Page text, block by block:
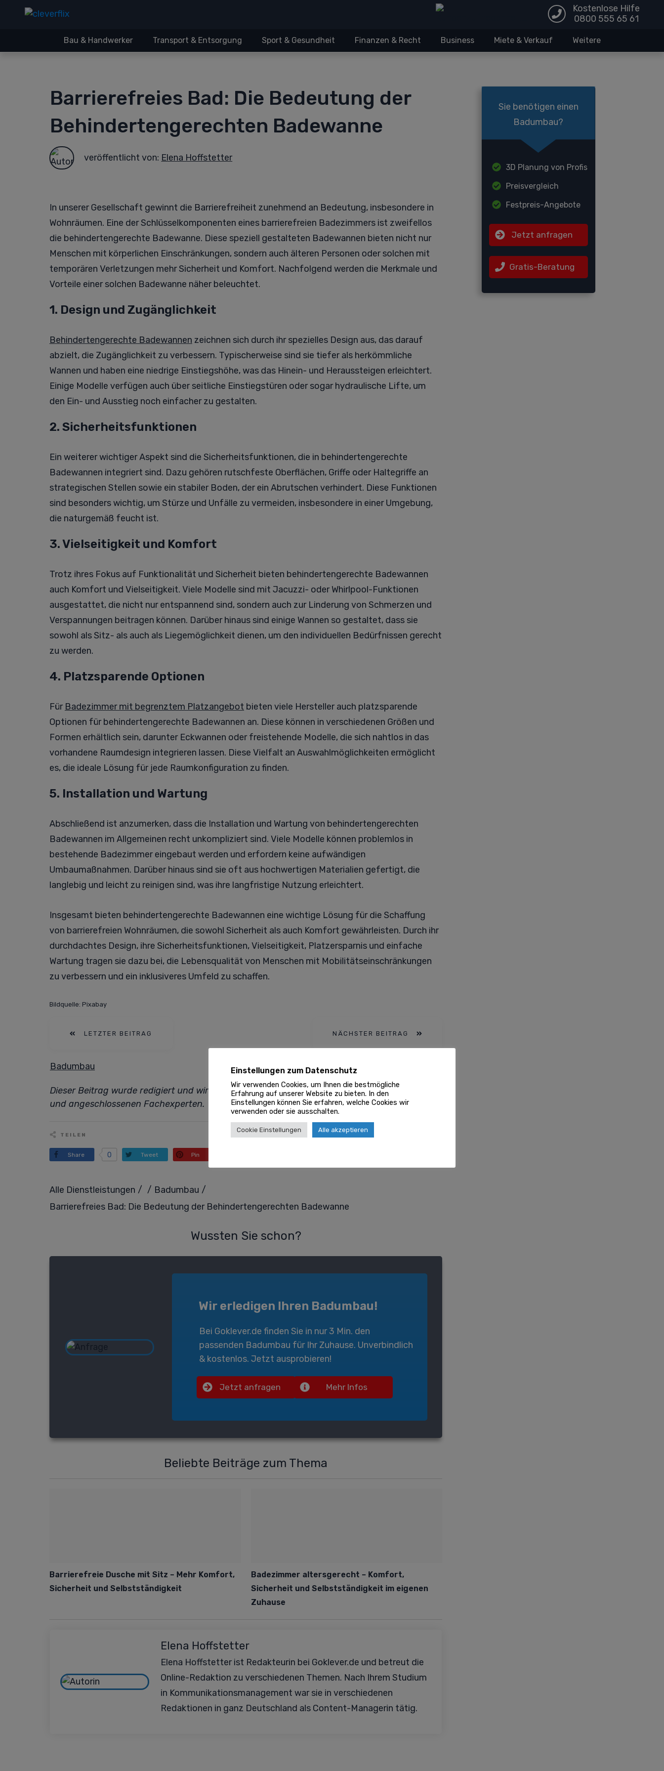
Kostenlose Hilfe
0800 555 65 61
Bau & Handwerker Transport & Entsorgung Sport & Gesundheit Finanzen & Recht Business Miete & Verkauf Weitere
Barrierefreies Bad: Die Bedeutung der
Behindertengerechten Badewanne
veröffentlicht von: Elena Hoffstetter
In unserer Gesellschaft gewinnt die Barrierefreiheit zunehmend an Bedeutung, insbesondere in
Wohnräumen. Eine der Schlüsselkomponenten eines barrierefreien Badezimmers ist zweifellos
die behindertengerechte Badewanne. Diese speziell gestalteten Badewannen bieten nicht nur
Menschen mit körperlichen Einschränkungen, sondern auch älteren Personen oder solchen mit
temporären Verletzungen mehr Sicherheit und Komfort. Nachfolgend werden die Merkmale und
Vorteile einer solchen Badewanne näher beleuchtet.
1. Design und Zugänglichkeit
Behindertengerechte Badewannen zeichnen sich durch ihr spezielles Design aus, das darauf
abzielt, die Zugänglichkeit zu verbessern. Typischerweise sind sie tiefer als herkömmliche
Wannen und haben eine niedrige Einstiegshöhe, was das Hinein- und Heraussteigen erleichtert.
Einige Modelle verfügen auch über seitliche Einstiegstüren oder sogar hydraulische Lifte, um
den Ein- und Ausstieg noch einfacher zu gestalten.
2. Sicherheitsfunktionen
Ein weiterer wichtiger Aspekt sind die Sicherheitsfunktionen, die in behindertengerechte
Badewannen integriert sind. Dazu gehören rutschfeste Oberflächen, Griffe oder Haltegriffe an
strategischen Stellen sowie ein stabiler Boden, der ein Abrutschen verhindert. Diese Funktionen
sind besonders wichtig, um Stürze und Unfälle zu vermeiden, insbesondere in einer Umgebung,
die naturgemäß feucht ist.
3. Vielseitigkeit und Komfort
Trotz ihres Fokus auf Funktionalität und Sicherheit bieten behindertengerechte Badewannen
auch Komfort und Vielseitigkeit. Viele Modelle sind mit Jacuzzi- oder Whirlpool-Funktionen
ausgestattet, die nicht nur entspannend sind, sondern auch zur Linderung von Schmerzen und
Verspannungen beitragen können. Darüber hinaus sind einige Wannen so gestaltet, dass sie
sowohl als Sitz- als auch als Liegemöglichkeit dienen, um den individuellen Bedürfnissen gerecht
zu werden.
4. Platzsparende Optionen
Für Badezimmer mit begrenztem Platzangebot bieten viele Hersteller auch platzsparende
Optionen für behindertengerechte Badewannen an. Diese können in verschiedenen Größen und
Formen erhältlich sein, darunter Eckwannen oder freistehende Modelle, die sich nahtlos in das
vorhandene Raumdesign integrieren lassen. Diese Vielfalt an Auswahlmöglichkeiten ermöglicht
es, die ideale Lösung für jede Raumkonfiguration zu finden.
5. Installation und Wartung
Abschließend ist anzumerken, dass die Installation und Wartung von behindertengerechten
Badewannen im Allgemeinen recht unkompliziert sind. Viele Modelle können problemlos in
bestehende Badezimmer eingebaut werden und erfordern keine aufwändigen
Umbaumaßnahmen. Darüber hinaus sind sie oft aus hochwertigen Materialien gefertigt, die
langlebig und leicht zu reinigen sind, was ihre langfristige Nutzung erleichtert.
Insgesamt bieten behindertengerechte Badewannen eine wichtige Lösung für die Schaffung
von barrierefreien Wohnräumen, die sowohl Sicherheit als auch Komfort gewährleisten. Durch ihr
durchdachtes Design, ihre Sicherheitsfunktionen, Vielseitigkeit, Platzersparnis und einfache
Wartung tragen sie dazu bei, die Lebensqualität von Menschen mit Mobilitätseinschränkungen
zu verbessern und ein inklusiveres Umfeld zu schaffen.
Bildquelle: Pixabay
LETZTER BEITRAG NÄCHSTER BEITRAG
Badumbau
Dieser Beitrag wurde redigiert und wird regelmäßig geprüft von unsererGoklever Redaktion
und angeschlossenen Fachexperten.
TEILEN
Share 0 Tweet Pin
Alle Dienstleistungen / / Badumbau /
Barrierefreies Bad: Die Bedeutung der Behindertengerechten Badewanne
Wussten Sie schon?
Wir erledigen Ihren Badumbau!
Bei Goklever.de finden Sie in nur 3 Min. den
passenden Badumbau für Ihr Zuhause. Unverbindlich
& kostenlos. Jetzt ausprobieren!
Jetzt anfragen Mehr Infos
Beliebte Beiträge zum Thema
Barrierefreie Dusche mit Sitz – Mehr Komfort,
Sicherheit und Selbstständigkeit
Badezimmer altersgerecht – Komfort,
Sicherheit und Selbstständigkeit im eigenen
Zuhause
Elena Hoffstetter
Elena Hoffstetter ist Redakteurin bei Goklever.de und betreut die
Online-Redaktion zu verschiedenen Themen. Nach Ihrem Studium
in Kommunikationsmanagement war sie in verschiedenen
Redaktionen in ganz Deutschland als Content-Managerin tätig.
Sie benötigen einen
Badumbau?
3D Planung von Profis
Preisvergleich
Festpreis-Angebote
Jetzt anfragen
Gratis-Beratung
Einstellungen zum Datenschutz
Wir verwenden Cookies, um Ihnen die bestmögliche
Erfahrung auf unserer Website zu bieten. In den
Einstellungen können Sie erfahren, welche Cookies wir
verwenden oder sie ausschalten.
Cookie Einstellungen Alle akzeptieren